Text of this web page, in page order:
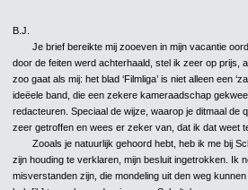
B.J.
Je brief bereikte mij zooeven in mijn vacantie
door de feiten werd achterhaald, stel ik zeer op prijs,
zoo gaat als mij: het blad ‘Filmliga’ is niet alleen een
ideëele band, die een zekere kameraadschap
redacteuren. Speciaal de wijze, waarop je ditmaal de
zeer getroffen en wees er zeker van, dat ik dat weet
Zooals je natuurlijk gehoord hebt, heb ik me bij
zijn houding te verklaren, mijn besluit ingetrokken. Ik
misverstanden zijn, die mondeling uit den weg